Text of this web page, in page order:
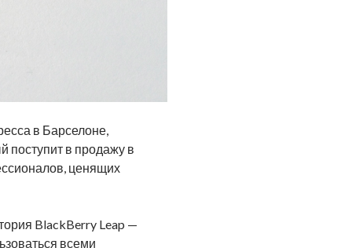
в Барселоне,
поступит в продажу в
ценящих
BlackBerry Leap —
всеми